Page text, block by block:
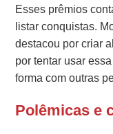
Esses prêmios
listar conquistas.
destacou por criar
por tentar usar
forma com outras
Polêmicas e